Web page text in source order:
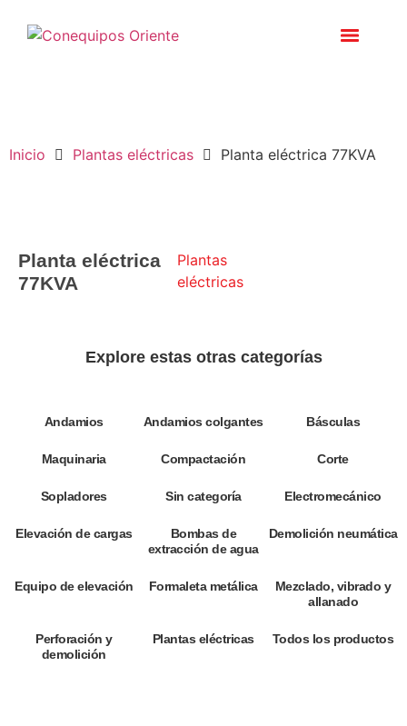
Inicio Plantas eléctricas Planta eléctrica 77KVA
Planta eléctrica
77KVA
Plantas
eléctricas
Explore estas otras categorías
Andamios Andamios colgantes Básculas
Maquinaria Compactación Corte
Sopladores Sin categoría Electromecánico
Elevación de cargas
Bombas de
extracción de agua
Demolición neumática
Equipo de elevación Formaleta metálica
Mezclado, vibrado y
allanado
Perforación y
demolición
Plantas eléctricas Todos los productos